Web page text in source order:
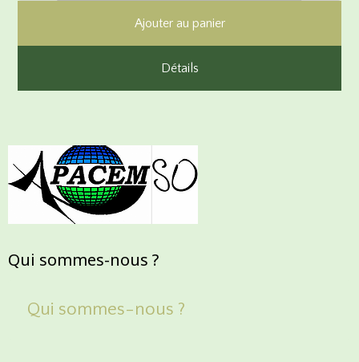
Ajouter au panier
Détails
Qui sommes-nous ?
Qui sommes-nous ?